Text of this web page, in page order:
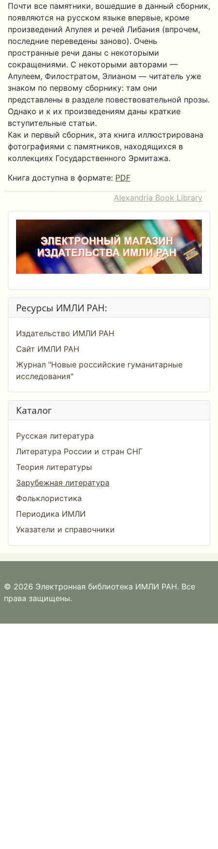
Почти все памятники, вошедшие в данный сборник,
появляются на русском языке впервые, кроме
произведений Апулея и речей Либания (впрочем,
последние переведены заново). Очень
пространные речи даны с некоторыми
сокращениями. С некоторыми авторами —
Апулеем, Филостратом, Элианом — читатель уже
знаком по первому сборнику: там они
представлены в разделе повествовательной прозы.
Однако и к их произведениям даны краткие
вступительные статьи.
Как и первый сборник, эта книга иллюстрирована
фотографиями с памятников, находящихся в
коллекциях Государственного Эрмитажа.
Книга доступна в формате: PDF
Alexandria Book Library
Ресурсы ИМЛИ РАН:
Издательство ИМЛИ РАН
Сайт ИМЛИ РАН
Журнал "Новые российские гуманитарные
исследования"
Каталог
Русская литература
Литература России и стран СНГ
Теория литературы
Зарубежная литература
Фольклористика
Периодика ИМЛИ
Указатели и справочники
© 2026 Электронная библиотека ИМЛИ РАН. Все
права защищены.